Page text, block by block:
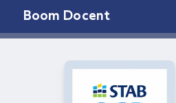
Boom Docent